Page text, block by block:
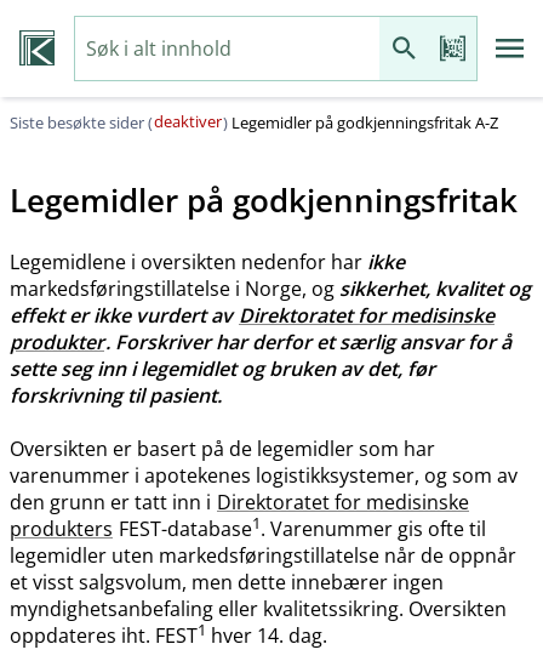
Siste besøkte sider (deaktiver) Legemidler på godkjenningsfritak A-Z
Legemidler på godkjenningsfritak
Legemidlene i oversikten nedenfor har ikke
markedsføringstillatelse i Norge, og sikkerhet, kvalitet og
effekt er ikke vurdert avDirektoratet for medisinske
produkter. Forskriver har derfor et særlig ansvar for å
sette seg inn i legemidlet og bruken av det, før
forskrivning til pasient.
Oversikten er basert på de legemidler som har
varenummer i apotekenes logistikksystemer, og som av
den grunn er tatt inn i Direktoratet for medisinske
produkters FEST-database1. Varenummer gis ofte til
legemidler uten markedsføringstillatelse når de oppnår
et visst salgsvolum, men dette innebærer ingen
myndighetsanbefaling eller kvalitetssikring. Oversikten
oppdateres iht. FEST1 hver 14. dag.